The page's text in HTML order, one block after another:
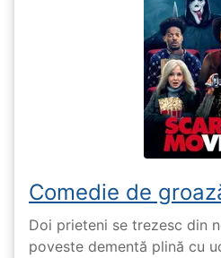
Comedie de
Doi prieteni se trezesc din
poveste dementă plină cu